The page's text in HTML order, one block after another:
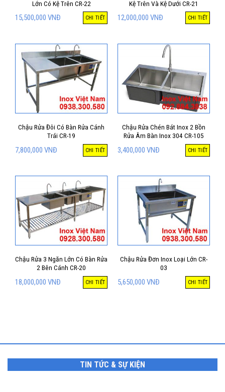
Lớn Có Kệ Trên CR-22
15,500,000 VNĐ CHI TIẾT
Kệ Trên Và Kệ Dưới CR-21
12,000,000 VNĐ CHI TIẾT
Chậu Rửa Đôi Có Bàn Rửa Cánh
Trái CR-19
7,800,000 VNĐ CHI TIẾT
Chậu Rửa Chén Bát Inox 2 Bồn
Rửa Âm Bàn Inox 304 CR-105
3,400,000 VNĐ CHI TIẾT
Chậu Rửa 3 Ngăn Lớn Có Bàn Rửa
2 Bên Cánh CR-20
18,000,000 VNĐ CHI TIẾT
Chậu Rửa Đơn Inox Loại Lớn CR-
03
5,650,000 VNĐ CHI TIẾT
TIN TỨC & SỰ KIỆN